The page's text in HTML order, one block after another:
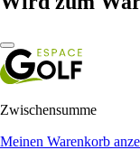
Zwischensumme
Meinen Warenkorb